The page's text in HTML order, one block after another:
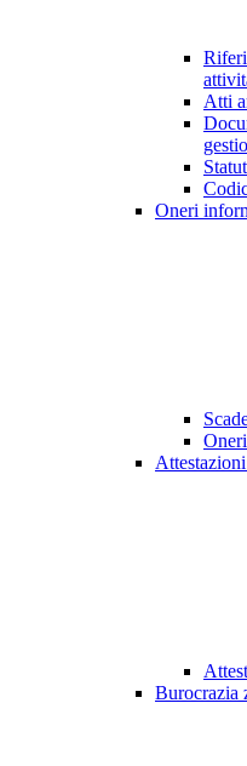
Atti
Oneri
Burocrazia